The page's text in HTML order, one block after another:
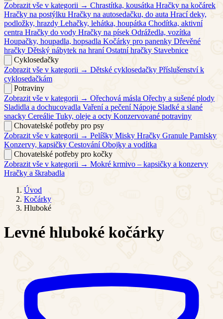
Zobrazit vše v kategorii → Chrastítka, kousátka Hračky na kočárek
Hračky na postýlku Hračky na autosedačku, do auta Hrací deky,
podložky, hrazdy Lehačky, lehátka, houpátka Chodítka, aktivní
centra Hračky do vody Hračky na písek Odrážedla, vozítka
Houpačky, houpadla, hopsadla Kočárky pro panenky Dřevěné
hračky Dětský nábytek na hraní Ostatní hračky Stavebnice
Cyklosedačky
Zobrazit vše v kategorii → Dětské cyklosedačky Příslušenství k
cyklosedačkám
Potraviny
Zobrazit vše v kategorii → Ořechová másla Ořechy a sušené plody
Sladidla a dochucovadla Vaření a pečení Nápoje Sladké a slané
snacky Cereálie Tuky, oleje a octy Konzervované potraviny
Chovatelské potřeby pro psy
Zobrazit vše v kategorii → Pelíšky Misky Hračky Granule Pamlsky
Konzervy, kapsičky Cestování Obojky a vodítka
Chovatelské potřeby pro kočky
Zobrazit vše v kategorii → Mokré krmivo – kapsičky a konzervy
Hračky a škrabadla
Úvod
Kočárky
Hluboké
Levné hluboké kočárky